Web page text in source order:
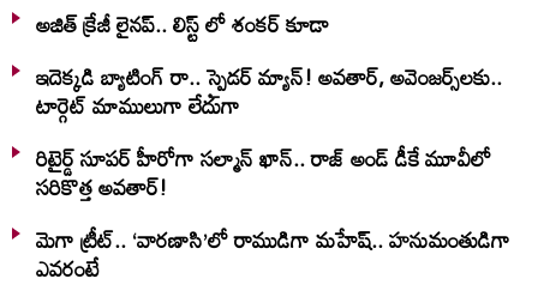
అజిత్ క్రేజీ లైనప్.. లిస్ట్ లో శంకర్ కూడా
ఇదెక్క‌డి బ్యాటింగ్ రా.. స్పైడ‌ర్ మ్యాన్‌! అవ‌తార్‌, అవెంజ‌ర్స్‌ల‌కు..
టార్గెట్ మాములుగా లేదుగా
రిటైర్డ్ సూపర్ హీరోగా సల్మాన్ ఖాన్.. రాజ్ అండ్ డీకే మూవీలో
సరికొత్త అవతార్!
మెగా ట్రీట్.. ‘వారణాసి’లో రాముడిగా మహేష్.. హనుమంతుడిగా
ఎవరంటే